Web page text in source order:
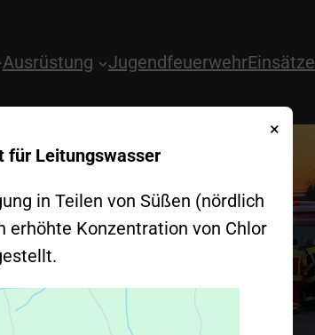
Ausrüstung JugendfeuerwehrEinsätze
×
für Leitungswasser
in Teilen von Süßen (nördlich
erhöhte Konzentration von Chlor